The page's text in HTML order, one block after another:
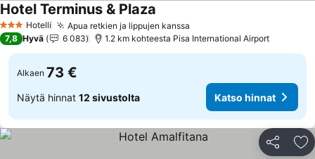
3 Tähtiluokitus
Hotelli Apua retkien ja lippujen kanssa
Hotel Terminus & Plaza
7,8 Hyvä 6 083 1.2 km kohteesta Pisa International Airport
Alkaen 73 €
Näytä hinnat 12 sivustolta Katso hinnat
Jaa